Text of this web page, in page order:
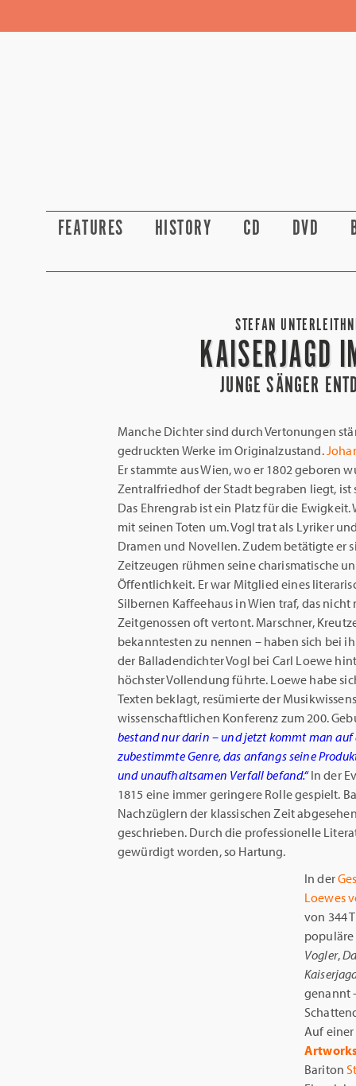
FEATURES HISTORY CD DVD
STEFAN
KAISERJAGD
JUNGE SÄNGER
Manche Dichter sind durch Vertonungen
gedruckten Werke im Originalzustand.
Er stammte aus Wien, wo er 1802 geboren
Zentralfriedhof der Stadt begraben liegt,
Das Ehrengrab ist ein Platz für die
mit seinen Toten um. Vogl trat als Lyriker
Dramen und Novellen. Zudem betätigte er
Zeitzeugen rühmen seine charismatische
Öffentlichkeit. Er war Mitglied eines
Silbernen Kaffeehaus in Wien traf, das
Zeitgenossen oft vertont. Marschner,
bekanntesten zu nennen – haben sich bei
der Balladendichter Vogl bei Carl Loewe
höchster Vollendung führte. Loewe habe
Texten beklagt, resümierte der
wissenschaftlichen Konferenz zum 200.
bestand nur darin – und jetzt kommt man
zubestimmte Genre, das anfangs seine
und unaufhaltsamen Verfall befand.“ In der
1815 eine immer geringere Rolle gespielt.
Nachzüglern der klassischen Zeit
geschrieben. Durch die professionelle
gewürdigt worden, so Hartung.
In der
Loewes
von 344
Vogler,
genannt
Auf
Bariton